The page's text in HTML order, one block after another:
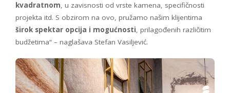
kvadratnom, u zavisnosti od vrste kamena, specifičnosti
projekta itd. S obzirom na ovo, pružamo našim klijentima
širok spektar opcija i mogućnosti, prilagođenih različitim
budžetima“ – naglašava Stefan Vasiljević.